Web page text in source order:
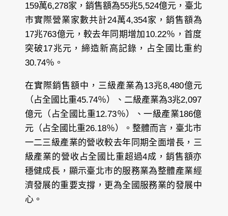
159萬6,278家，銷售額為55兆5,524億元，臺北
市實際營業家數共計24萬4,354家，銷售額為
17兆763億元，較去年同期增加10.22％，首度
突破17兆元，締造新高記錄，占全國比重約
30.74％。
在實際銷售額中，三級產業為13兆8,480億元
（占全國比重45.74％）、二級產業為3兆2,097
億元（占全國比重12.73％）、一級產業186億
元（占全國比重26.18％）。整體而言，臺北市
一二三級產業的營收較去年同期全面增長，三
級產業的營收占全國比重超過4成，銷售額亦
穩健成長，顯示臺北市的服務業為整體產業經
濟發展的重要支撐，更為全國服務業的發展中
心。